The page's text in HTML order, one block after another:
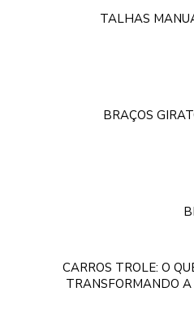
TALHAS
BRAÇOS
CARROS TROLE: O
TRANSFORMANDO